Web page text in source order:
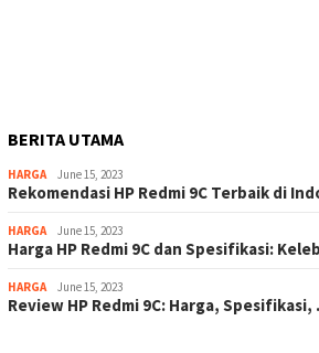
BERITA UTAMA
HARGA June 15, 2023
Rekomendasi HP Redmi 9C Terbaik di
HARGA June 15, 2023
Harga HP Redmi 9C dan Spesifikasi:
HARGA June 15, 2023
Review HP Redmi 9C: Harga,